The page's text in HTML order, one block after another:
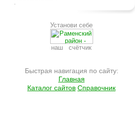
Установи себе
наш счётчик
Быстрая навигация по сайту:
Главная
Каталог сайтов Справочник